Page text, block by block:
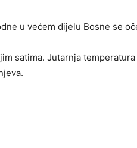
u većem dijelu Bosne se
satima. Jutarnja